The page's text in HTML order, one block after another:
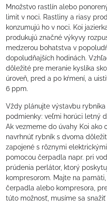
Množstvo rastlín alebo
limit v noci. Rastliny a riasy
konzumujú ho v noci. Koi
produkujú značné výkyvy
medzerou bohatstva v
dopoludňajších hodinách.
dôležité pre meranie kyslíka
úroveň, pred a po kŕmení, a
6 ppm.
Vždy plánujte výstavbu
podmienky: veľmi horúci letný
Ak vezmeme do úvahy Koi ako
navrhnúť rybník s dvoma
zapojené s rôznymi
pomocou čerpadla napr. pri
prúdenia perlátor, ktorý
kompresorom. Majte na
čerpadla alebo kompresora,
túto možnosť, musíme sa